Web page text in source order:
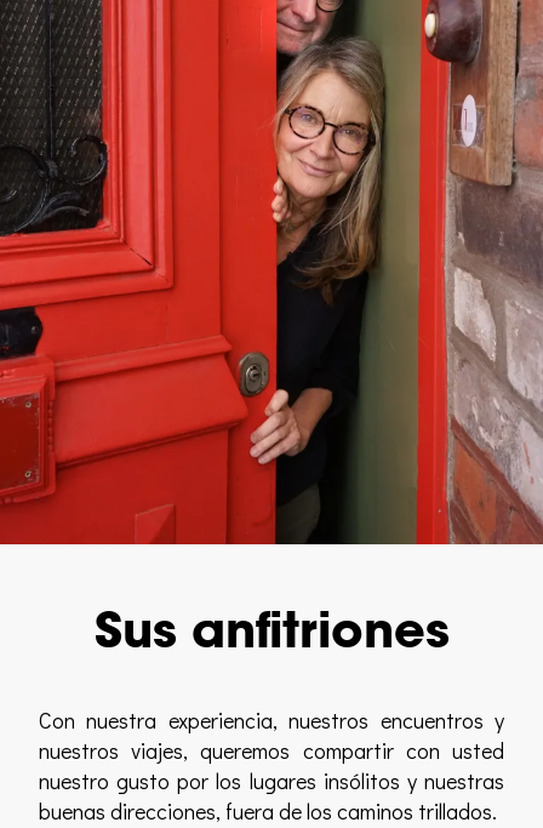
Sus anfitriones
Con nuestra experiencia, nuestros encuentros y
nuestros viajes, queremos compartir con usted
nuestro gusto por los lugares insólitos y nuestras
buenas direcciones, fuera de los caminos trillados.